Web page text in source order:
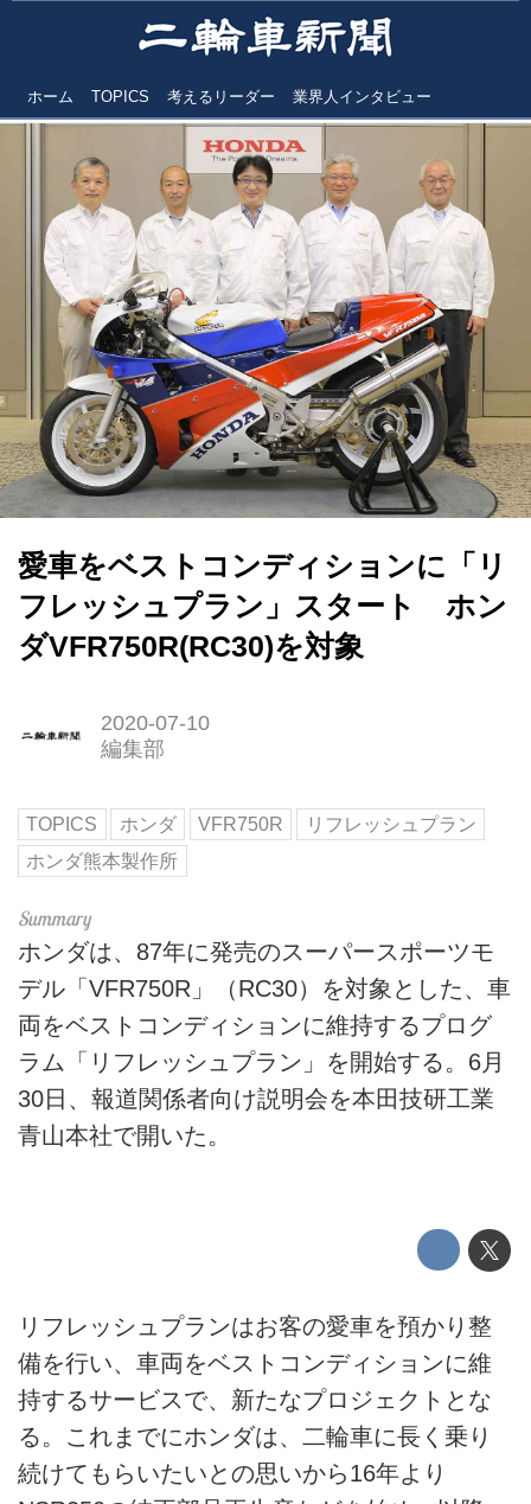
ホーム TOPICS 考えるリーダー 業界人インタビュー
愛車をベストコンディションに「リ
フレッシュプラン」スタート ホン
ダVFR750R(RC30)を対象
2020-07-10
編集部
TOPICS ホンダ VFR750R
リフレッシュプラン
ホンダ熊本製作所
ホンダは、87年に発売のスーパースポーツモ
デル「VFR750R」（RC30）を対象とした、車
両をベストコンディションに維持するプログ
ラム「リフレッシュプラン」を開始する。6月
30日、報道関係者向け説明会を本田技研工業
青山本社で開いた。
リフレッシュプランはお客の愛車を預かり整
備を行い、車両をベストコンディションに維
持するサービスで、新たなプロジェクトとな
る。これまでにホンダは、二輪車に長く乗り
続けてもらいたいとの思いから16年より